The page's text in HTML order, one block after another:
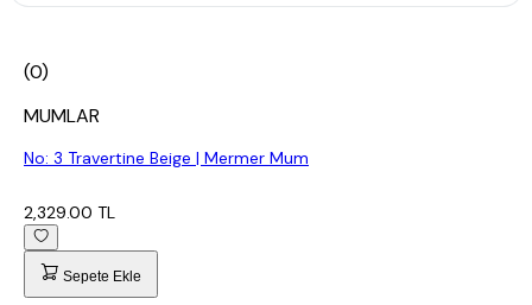
(0)
MUMLAR
No: 3 Travertine Beige | Mermer Mum
2,329.00 TL
Sepete Ekle